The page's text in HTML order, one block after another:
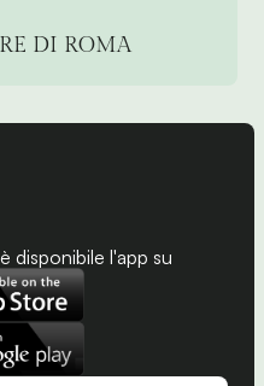
DI ROMA
disponibile l'app su